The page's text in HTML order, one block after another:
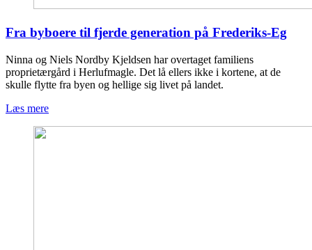
Fra byboere til fjerde generation på Frederiks-Eg
Ninna og Niels Nordby Kjeldsen har overtaget familiens
proprietærgård i Herlufmagle. Det lå ellers ikke i kortene, at de
skulle flytte fra byen og hellige sig livet på landet.
Læs mere